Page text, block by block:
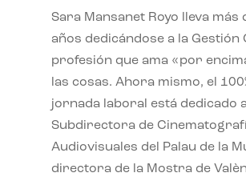
Sara Mansanet Royo lleva más
años dedicándose a la Gestión
profesión que ama «por
las cosas. Ahora mismo, el
jornada laboral está dedicado
Subdirectora de
Audiovisuales del Palau de la
directora de la Mostra de